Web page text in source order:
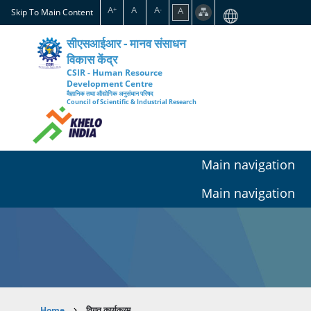
Skip
to
content
Skip To Main Content A+ A A- A
सीएसआईआर - मानव संसाधन
विकास केंद्र
CSIR - Human Resource
Development Centre
वैज्ञानिक तथा औद्योगिक अनुसंधान परिषद
Council of Scientific & Industrial Research
Main navigation
Main navigation